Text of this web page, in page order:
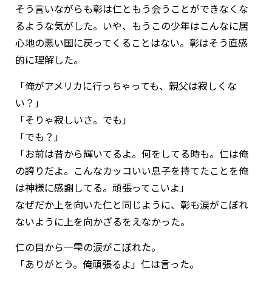
そう言いながらも彰は仁ともう会うことができなくな
るような気がした。いや、もうこの少年はこんなに居
心地の悪い国に戻ってくることはない。彰はそう直感
的に理解した。
「俺がアメリカに行っちゃっても、親父は寂しくな
い？」
「そりゃ寂しいさ。でも」
「でも？」
「お前は昔から輝いてるよ。何をしてる時も。仁は俺
の誇りだよ。こんなカッコいい息子を持てたことを俺
は神様に感謝してる。頑張ってこいよ」
なぜだか上を向いた仁と同じように、彰も涙がこぼれ
ないように上を向かざるをえなかった。
仁の目から一雫の涙がこぼれた。
「ありがとう。俺頑張るよ」仁は言った。